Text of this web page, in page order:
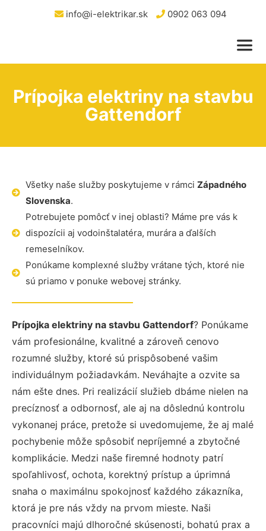
info@i-elektrikar.sk 0902 063 094
Prípojka elektriny na stavbu
Gattendorf
Všetky naše služby poskytujeme v rámci Západného
Slovenska.
Potrebujete pomôcť v inej oblasti? Máme pre vás k
dispozícii aj vodoinštalatéra, murára a ďalších
remeselníkov.
Ponúkame komplexné služby vrátane tých, ktoré nie
sú priamo v ponuke webovej stránky.
Prípojka elektriny na stavbu Gattendorf? Ponúkame
vám profesionálne, kvalitné a zároveň cenovo
rozumné služby, ktoré sú prispôsobené vašim
individuálnym požiadavkám. Neváhajte a ozvite sa
nám ešte dnes. Pri realizácií služieb dbáme nielen na
precíznosť a odbornosť, ale aj na dôslednú kontrolu
vykonanej práce, pretože si uvedomujeme, že aj malé
pochybenie môže spôsobiť nepríjemné a zbytočné
komplikácie. Medzi naše firemné hodnoty patrí
spoľahlivosť, ochota, korektný prístup a úprimná
snaha o maximálnu spokojnosť každého zákazníka,
ktorá je pre nás vždy na prvom mieste. Naši
pracovníci majú dlhoročné skúsenosti, bohatú prax a